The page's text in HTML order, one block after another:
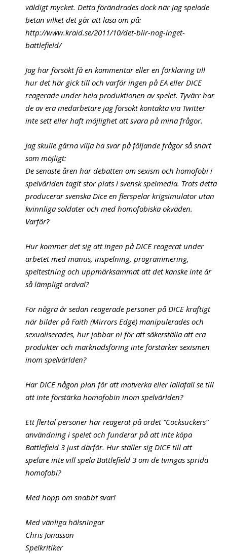
väldigt mycket. Detta förändrades dock när jag spelade
betan vilket det går att läsa om på:
http://www.kraid.se/2011/10/det-blir-nog-inget-
battlefield/
Jag har försökt få en kommentar eller en förklaring till
hur det här gick till och varför ingen på EA eller DICE
reagerade under hela produktionen av spelet. Tyvärr har
de av era medarbetare jag försökt kontakta via Twitter
inte sett eller haft möjlighet att svara på mina frågor.
Jag skulle gärna vilja ha svar på följande frågor så snart
som möjligt:
De senaste åren har debatten om sexism och homofobi i
spelvärlden tagit stor plats i svensk spelmedia. Trots detta
producerar svenska Dice en flerspelar krigsimulator utan
kvinnliga soldater och med homofobiska okväden.
Varför?
Hur kommer det sig att ingen på DICE reagerat under
arbetet med manus, inspelning, programmering,
speltestning och uppmärksammat att det kanske inte är
så lämpligt ordval?
För några år sedan reagerade personer på DICE kraftigt
när bilder på Faith (Mirrors Edge) manipulerades och
sexualiserades, hur jobbar ni för att säkerställa att era
produkter och marknadsföring inte förstärker sexismen
inom spelvärlden?
Har DICE någon plan för att motverka eller iallafall se till
att inte förstärka homofobin inom spelvärlden?
Ett flertal personer har reagerat på ordet ”Cocksuckers”
användning i spelet och funderar på att inte köpa
Battlefield 3 just därför. Hur ställer sig DICE till att
spelare inte vill spela Battlefield 3 om de tvingas sprida
homofobi?
Med hopp om snabbt svar!
Med vänliga hälsningar
Chris Jonasson
Spelkritiker